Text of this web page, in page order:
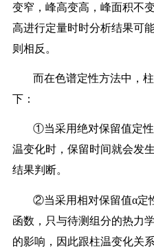
变窄，峰高变高，峰面积不
高进行定量时时分析结果可
则相反。
而在色谱定性方法中，
下：
①当采用绝对保留值定
温变化时，保留时间就会发
结果判断。
②当采用相对保留值α定
函数，只与待测组分的热力
的影响，因此跟柱温变化关